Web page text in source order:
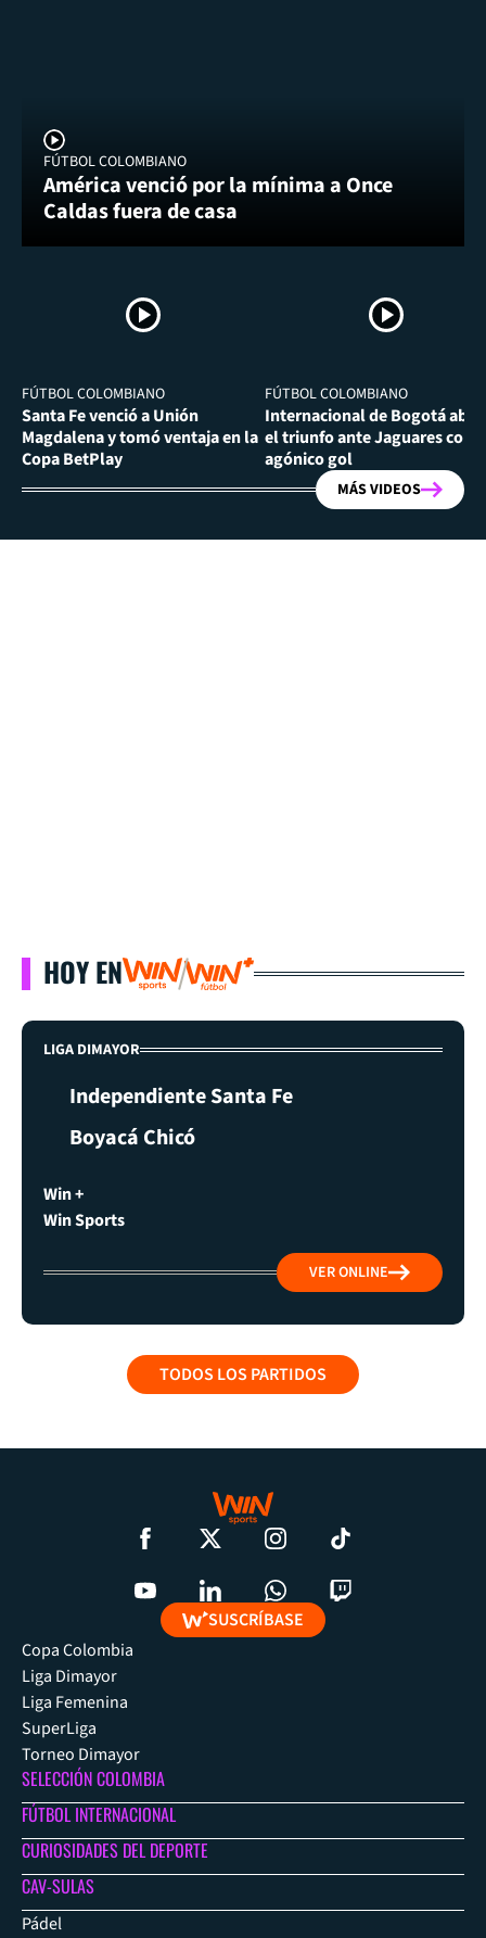
FÚTBOL COLOMBIANO
América venció por la mínima a Once
Caldas fuera de casa
FÚTBOL COLOMBIANO
Santa Fe venció a Unión
Magdalena y tomó ventaja en la
Copa BetPlay
FÚTBOL COLOMBIANO
Internacional de Bogotá
el triunfo ante Jaguares con
agónico gol
MÁS VIDEOS
HOY EN
LIGA DIMAYOR
Independiente Santa Fe
Boyacá Chicó
Win +
Win Sports
VER ONLINE
TODOS LOS PARTIDOS
SUSCRÍBASE
Copa Colombia
Liga Dimayor
Liga Femenina
SuperLiga
Torneo Dimayor
SELECCIÓN COLOMBIA
FÚTBOL INTERNACIONAL
CURIOSIDADES DEL DEPORTE
CAV-SULAS
Pádel